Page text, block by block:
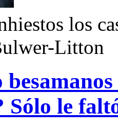
los
Litton
le